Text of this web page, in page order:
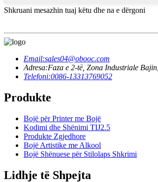
Shkruani mesazhin tuaj këtu dhe na e dërgoni
Email:sales04@obooc.com
Adresa:Faza e 2-të, Zona Industriale
Telefoni:0086-13313769052
Produkte
Bojë për Printer me Bojë
Kodimi dhe Shënimi TIJ2.5
Produkte Zgjedhore
Bojë Artistike me Alkool
Bojë Shënuese për Stilolaps Shkrimi
Lidhje të Shpejta